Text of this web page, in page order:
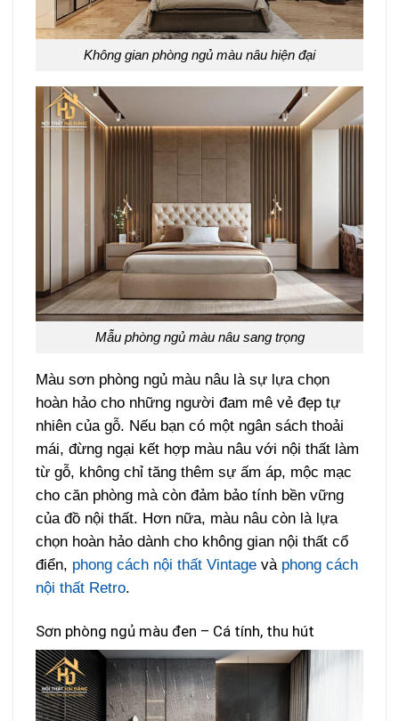
Không gian phòng ngủ màu nâu hiện đại
Mẫu phòng ngủ màu nâu sang trọng
Màu sơn phòng ngủ màu nâu là sự lựa chọn
hoàn hảo cho những người đam mê vẻ đẹp tự
nhiên của gỗ. Nếu bạn có một ngân sách thoải
mái, đừng ngại kết hợp màu nâu với nội thất làm
từ gỗ, không chỉ tăng thêm sự ấm áp, mộc mạc
cho căn phòng mà còn đảm bảo tính bền vững
của đồ nội thất. Hơn nữa, màu nâu còn là lựa
chọn hoàn hảo dành cho không gian nội thất cổ
điển, phong cách nội thất Vintage và phong cách
nội thất Retro.
Sơn phòng ngủ màu đen – Cá tính, thu hút